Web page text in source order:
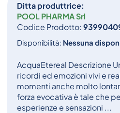
Ditta produttrice:
POOL PHARMA Srl
Codice Prodotto:
Disponibilità: Nessuna
AcquaEtereal Descrizione
ricordi ed emozioni vivi e
momenti anche molto
forza evocativa è tale che
esperienze e sensazioni ...